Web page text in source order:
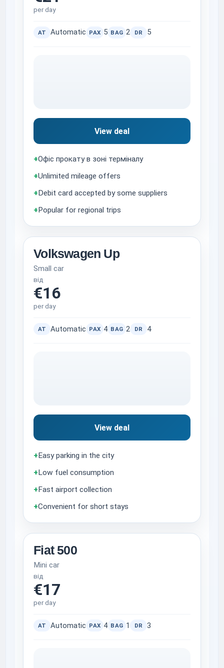
per day
AT Automatic PAX 5 BAG 2 DR 5
View deal
+Офіс прокату в зоні терміналу
+Unlimited mileage offers
+Debit card accepted by some suppliers
+Popular for regional trips
Volkswagen Up
Small car
від
€16
per day
AT Automatic PAX 4 BAG 2 DR 4
View deal
+ Easy parking in the city
+ Low fuel consumption
+ Fast airport collection
+Convenient for short stays
Fiat 500
Mini car
від
€17
per day
AT Automatic PAX 4 BAG 1 DR 3